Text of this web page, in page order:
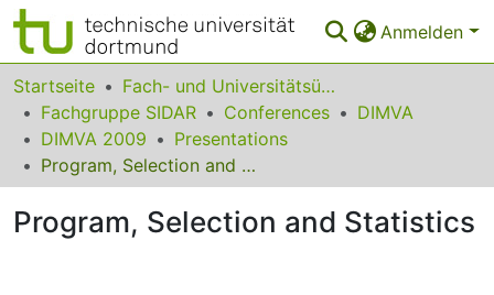
Anmelden
Bereiche & Sammlungen
Das gesamte Repositorium
Statistiken
FAQ
Startseite
Fach- und Universitätsübergreifendes
Fachgruppe SIDAR
Conferences
DIMVA
DIMVA 2009
Presentations
Program, Selection and Statistics
Program, Selection and Statistics